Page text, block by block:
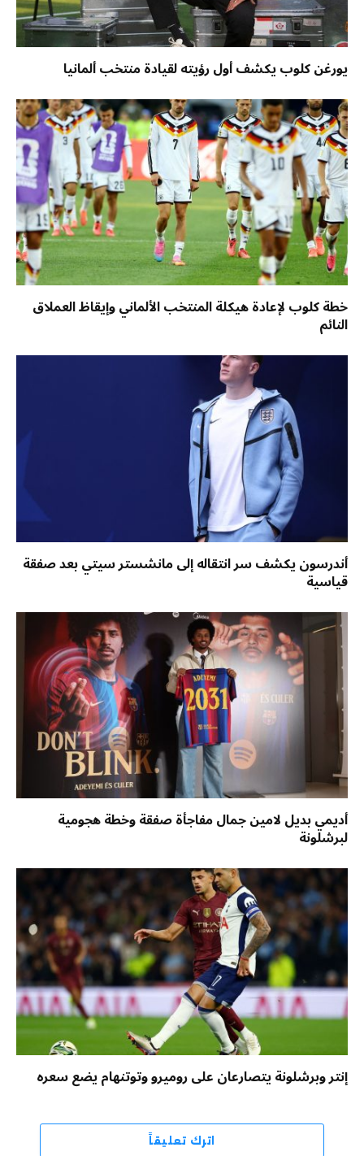
يورغن كلوب يكشف أول رؤيته لقيادة منتخب ألمانيا
خطة كلوب لإعادة هيكلة المنتخب الألماني وإيقاظ العملاق
النائم
أندرسون يكشف سر انتقاله إلى مانشستر سيتي بعد صفقة
قياسية
أديمي بديل لامين جمال مفاجأة صفقة وخطة هجومية
لبرشلونة
إنتر وبرشلونة يتصارعان على روميرو وتوتنهام يضع سعره
اترك تعليقاً